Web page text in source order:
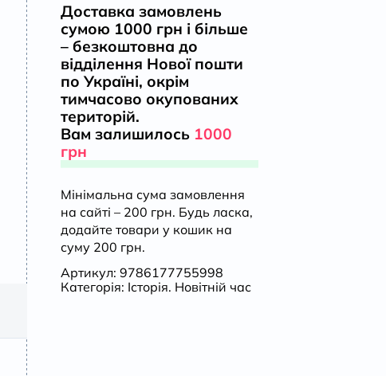
громади,
з
вірою
Україну
кількість
Доставка замовлень
сумою 1000 грн і більше
– безкоштовна до
відділення Нової пошти
по Україні, окрім
тимчасово окупованих
територій.
Вам залишилось 1000
грн
Мінімальна сума замовлення
на сайті – 200 грн. Будь ласка,
додайте товари у кошик на
суму 200 грн.
Артикул: 9786177755998
Категорія: Історія. Новітній час